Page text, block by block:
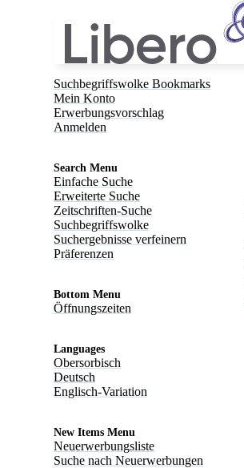
Suchbegriffswolke Bookmarks
Mein Konto
Erwerbungsvorschlag
Anmelden
Search Menu
Einfache Suche
Erweiterte Suche
Zeitschriften-Suche
Suchbegriffswolke
Suchergebnisse verfeinern
Präferenzen
Bottom Menu
Öffnungszeiten
Languages
Obersorbisch
Deutsch
Englisch-Variation
New Items Menu
Neuerwerbungsliste
Suche nach Neuerwerbungen